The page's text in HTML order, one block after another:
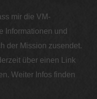
mir die VM-
Informationen und
der Mission zusendet.
über einen Link
Weiter Infos finden